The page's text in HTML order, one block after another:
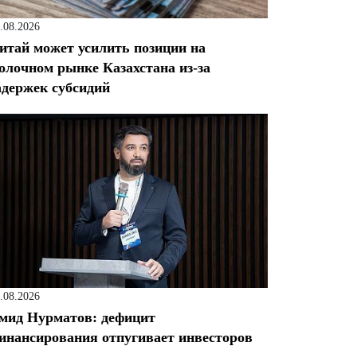
может усилить позиции на
рынке Казахстана из-за
субсидий
Нурматов: дефицит
отпугивает инвесторов